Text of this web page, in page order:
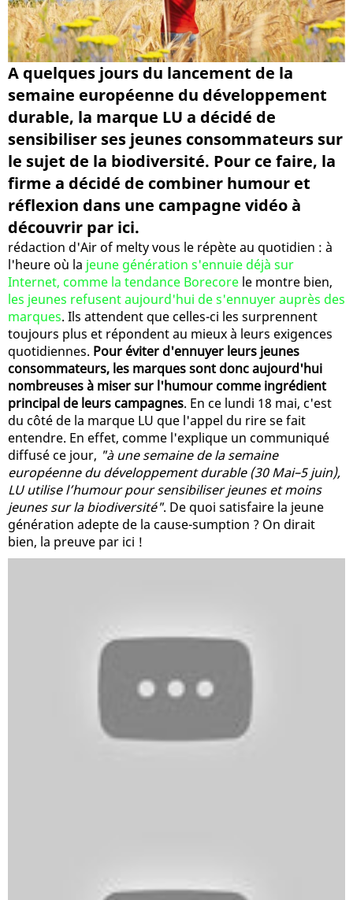
A quelques jours du lancement de la
semaine européenne du développement
durable, la marque LU a décidé de
sensibiliser ses jeunes consommateurs sur
le sujet de la biodiversité. Pour ce faire, la
firme a décidé de combiner humour et
réflexion dans une campagne vidéo à
découvrir par ici.
rédaction d'Air of melty vous le répète au quotidien : à
l'heure où la jeune génération s'ennuie déjà sur
Internet, comme la tendance Borecore le montre bien,
les jeunes refusent aujourd'hui de s'ennuyer auprès des
marques. Ils attendent que celles-ci les surprennent
toujours plus et répondent au mieux à leurs exigences
quotidiennes. Pour éviter d'ennuyer leurs jeunes
consommateurs, les marques sont donc aujourd'hui
nombreuses à miser sur l'humour comme ingrédient
principal de leurs campagnes. En ce lundi 18 mai, c'est
du côté de la marque LU que l'appel du rire se fait
entendre. En effet, comme l'explique un communiqué
diffusé ce jour, "à une semaine de la semaine
européenne du développement durable (30 Mai–5 juin),
LU utilise l’humour pour sensibiliser jeunes et moins
jeunes sur la biodiversité". De quoi satisfaire la jeune
génération adepte de la cause-sumption ? On dirait
bien, la preuve par ici !